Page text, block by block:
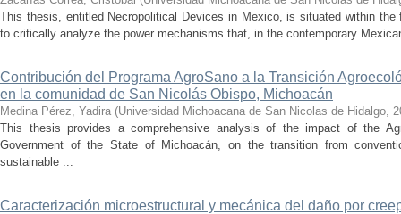
This thesis, entitled Necropolitical Devices in Mexico, is situated within
to critically analyze the power mechanisms that, in the contemporary
Contribución del Programa AgroSano a la Transición
en la comunidad de San Nicolás Obispo, Michoacán
Medina Pérez, Yadira (Universidad Michoacana de San Nicolas de Hidalgo,
This thesis provides a comprehensive analysis of the impact of the
Government of the State of Michoacán, on the transition from
sustainable ...
Caracterización microestructural y mecánica del daño por